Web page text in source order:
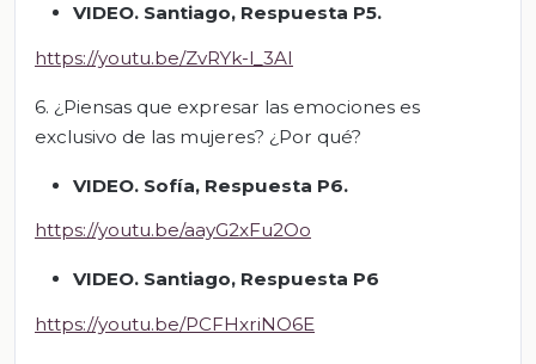
VIDEO. Santiago, Respuesta P5.
https://youtu.be/ZvRYk-l_3AI
6. ¿Piensas que expresar las emociones es
exclusivo de las mujeres? ¿Por qué?
VIDEO. Sofía, Respuesta P6.
https://youtu.be/aayG2xFu2Oo
VIDEO. Santiago, Respuesta P6
https://youtu.be/PCFHxriNO6E